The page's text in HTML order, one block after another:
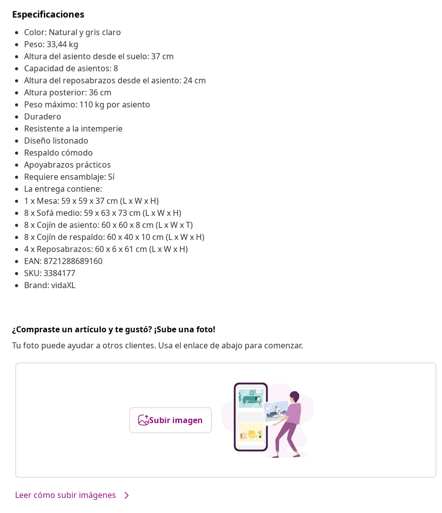
Especificaciones
Color: Natural y gris claro
Peso: 33,44 kg
Altura del asiento desde el suelo: 37 cm
Capacidad de asientos: 8
Altura del reposabrazos desde el asiento: 24 cm
Altura posterior: 36 cm
Peso máximo: 110 kg por asiento
Duradero
Resistente a la intemperie
Diseño listonado
Respaldo cómodo
Apoyabrazos prácticos
Requiere ensamblaje: Sí
La entrega contiene:
1 x Mesa: 59 x 59 x 37 cm (L x W x H)
8 x Sofá medio: 59 x 63 x 73 cm (L x W x H)
8 x Cojín de asiento: 60 x 60 x 8 cm (L x W x T)
8 x Cojín de respaldo: 60 x 40 x 10 cm (L x W x H)
4 x Reposabrazos: 60 x 6 x 61 cm (L x W x H)
EAN: 8721288689160
SKU: 3384177
Brand: vidaXL
¿Compraste un artículo y te gustó? ¡Sube una foto!
Tu foto puede ayudar a otros clientes. Usa el enlace de abajo para comenzar.
Subir imagen
Leer cómo subir imágenes